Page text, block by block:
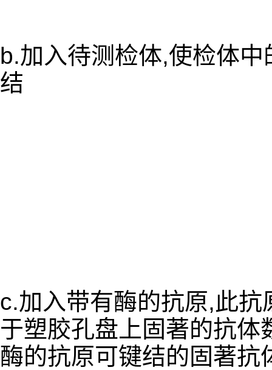
b.加入待测检体,使检体
结
c.加入带有酶的抗原,此
于塑胶孔盘上固著的抗
酶的抗原可键结的固著